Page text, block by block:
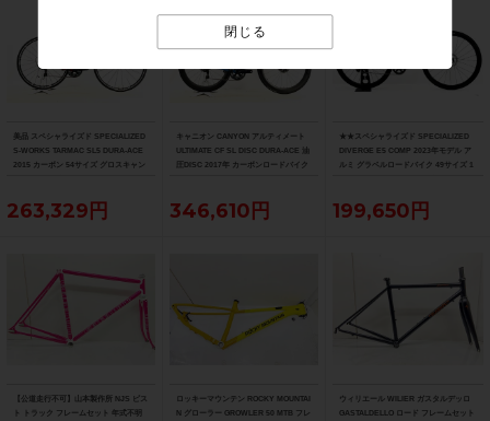
閉じる
美品 スペシャライズド SPECIALIZED
S-WORKS TARMAC SL5 DURA-ACE
2015 カーボン 54サイズ グロスキャン
263,329円
キャニオン CANYON アルティメート
ULTIMATE CF SL DISC DURA-ACE 油
圧DISC 2017年 カーボンロードバイク
346,610円
★★スペシャライズド SPECIALIZED
DIVERGE E5 COMP 2023年モデル ア
ルミ グラベルロードバイク 49サイズ 1
199,650円
【公道走行不可】山本製作所 NJS ピス
ト トラック フレームセット 年式不明
ロッキーマウンテン ROCKY MOUNTAI
N グローラー GROWLER 50 MTB フレ
ウィリエール WILIER ガスタルデッロ
GASTALDELLO ロード フレームセット